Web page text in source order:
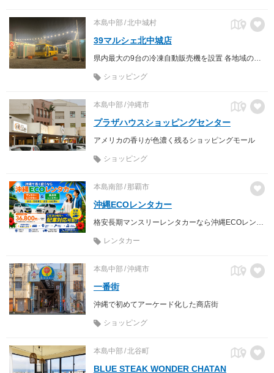
本島中部 北中城村
39マルシェ北中城店
県内最大の9台の冷凍自動販売機を設置 各地域の美味しいお店の商品が大集合 ２４時間すぐ購入できる 39マルシェ
ショッピング
本島中部 沖縄市
プラザハウスショッピングセンター
アメリカの香りが色濃く残るショッピングモール
ショッピング
本島南部 那覇市
沖縄ECOレンタカー
レンタカー
本島中部 沖縄市
一番街
沖縄で初めてアーケード化した商店街
ショッピング
本島中部 北谷町
BLUE STEAK WONDER CHATAN